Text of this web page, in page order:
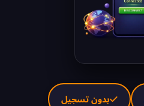
بدون تسجيل